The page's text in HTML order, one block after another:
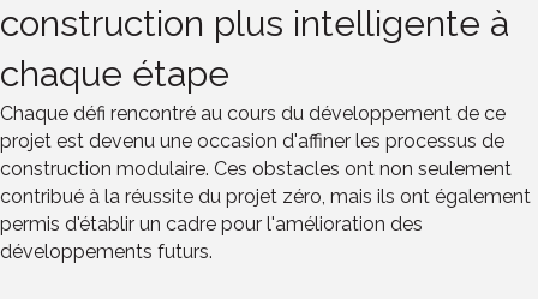
construction plus intelligente à
chaque étape
Chaque défi rencontré au cours du développement de ce
projet est devenu une occasion d'affiner les processus de
construction modulaire. Ces obstacles ont non seulement
contribué à la réussite du projet zéro, mais ils ont également
permis d'établir un cadre pour l'amélioration des
développements futurs.